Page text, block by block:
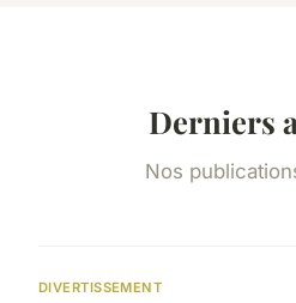
Derniers
Nos
DIVERTISSEMENT